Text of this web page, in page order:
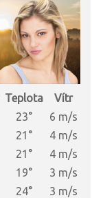
Teplota
Vítr
23°
6 m/s
21°
4 m/s
21°
4 m/s
19°
3 m/s
24°
3 m/s